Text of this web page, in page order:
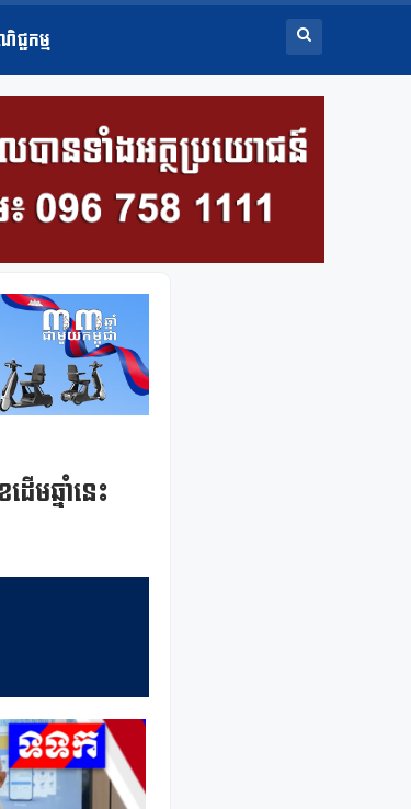
ជកម្ម
មឆ្នាំនេះ